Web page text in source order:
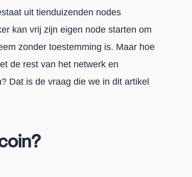
uit tienduizenden nodes
kan vrij zijn eigen node starten om
zonder toestemming is. Maar hoe
de rest van het netwerk en
Dat is de vraag die we in dit artikel